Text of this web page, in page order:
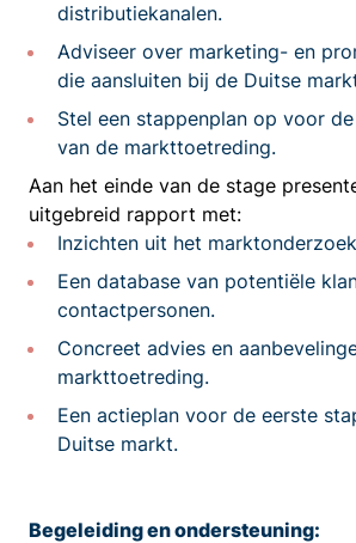
distributiekanalen.
Adviseer over marketing- en
die aansluiten bij de Duitse
Stel een stappenplan op voor
van de markttoetreding.
Aan het einde van de stage
uitgebreid rapport met:
Inzichten uit het
Een database van potentiële
contactpersonen.
Concreet advies en
markttoetreding.
Een actieplan voor de eerste
Duitse markt.
Begeleiding en ondersteuning: